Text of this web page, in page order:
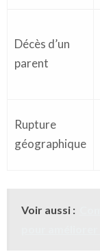
Décès d’un
parent
Rupture
géographique
Voir aussi :